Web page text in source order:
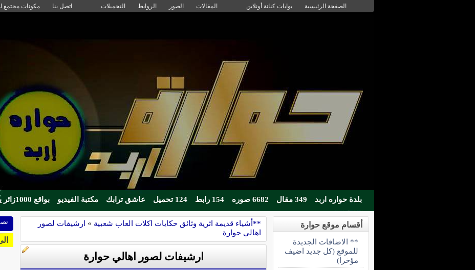
الصفحة الرئيسية بوابات كنانة أونلاين المقالات الصور الروابط التحميلات اتصل بنا مكونات مجتمع
بلدة حواره اربد 349 مقال 6682 صوره 154 رابط 124 تحميل عاشق ترابك مكتبة الفيديو بواقع 1000زائر يوميا
**أشياء قديمة اثرية وثائق حكايات اكلات العاب شعبية » ارشيفات لصور
اهالي حوارة
ارشيفات لصور اهالي حوارة
أقسام موقع حوارة
** الاضافات الجديدة
للموقع (كل جديد اضيف
مؤخرا)